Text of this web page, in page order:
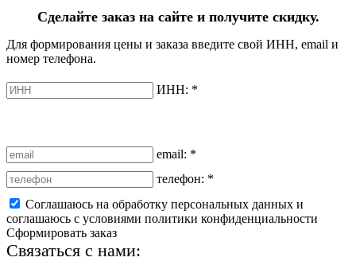
Сделайте заказ на сайте и получите скидку.
Для формирования цены и заказа введите свой ИНН, email и
номер телефона.
ИНН: *
email: *
телефон: *
Соглашаюсь на обработку персональных данных и
соглашаюсь с условиями политики конфиденциальности
Сформировать заказ
Связаться с нами: